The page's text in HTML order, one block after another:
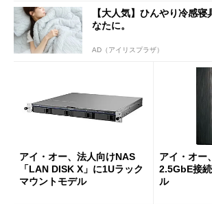
【大人気】ひんやり冷感
なたに。
AD（アイリスプラザ）
アイ・オー、法人向けNAS
「LAN DISK X」に1Uラック
マウントモデル
アイ・オー
2.5GbE接
ル